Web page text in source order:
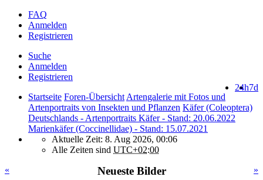
FAQ
Anmelden
Registrieren
Suche
Anmelden
Registrieren
7d
24h
Startseite Foren-Übersicht Artengalerie mit Fotos und
Artenportraits von Insekten und Pflanzen Käfer (Coleoptera)
Deutschlands - Artenportraits Käfer - Stand: 20.06.2022
Marienkäfer (Coccinellidae) - Stand: 15.07.2021
Aktuelle Zeit: 8. Aug 2026, 00:06
Alle Zeiten sind UTC+02:00
«
»
Neueste Bilder